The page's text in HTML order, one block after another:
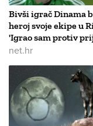
Bivši igrač Dinama
heroj svoje ekipe u
'Igrao sam protiv
net.hr